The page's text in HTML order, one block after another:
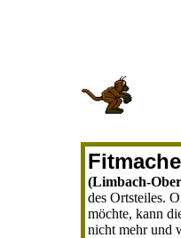
(Limbach-
des Ortsteiles.
möchte, kann
nicht mehr und